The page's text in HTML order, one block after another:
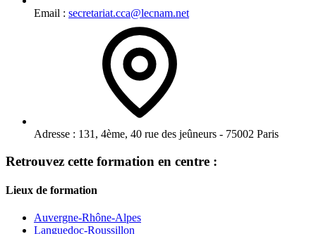
Email : secretariat.cca@lecnam.net
Adresse : 131, 4ème, 40 rue des jeûneurs - 75002 Paris
Retrouvez cette formation en centre :
Lieux de formation
Auvergne-Rhône-Alpes
Languedoc-Roussillon